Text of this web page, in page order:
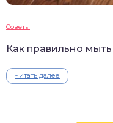
Советы
Как правильно
Читать далее